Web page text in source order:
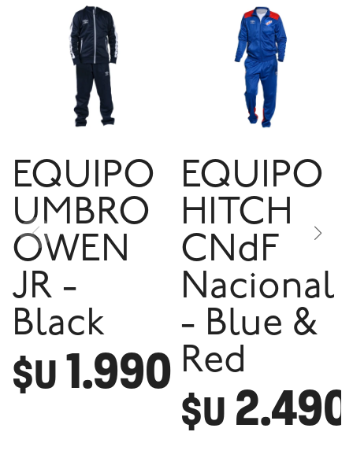
EQUIPO
UMBRO
OWEN
JR -
Black
$U 1.990
EQUIPO
HITCH
CNdF
Nacional
- Blue &
Red
$U 2.490